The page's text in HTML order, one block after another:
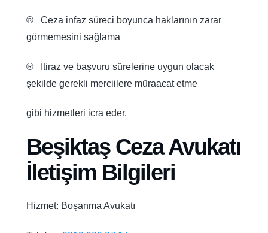
® Ceza infaz süreci boyunca haklarının zarar
görmemesini sağlama
® İtiraz ve başvuru sürelerine uygun olacak
şekilde gerekli merciilere müraacat etme
gibi hizmetleri icra eder.
Beşiktaş Ceza Avukatı
İletişim Bilgileri
Hizmet: Boşanma Avukatı